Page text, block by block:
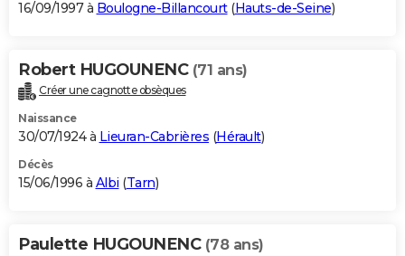
16/09/1997 à Boulogne-Billancourt(Hauts-de-Seine)
Robert HUGOUNENC (71 ans)
Créer une cagnotte obsèques
Naissance
30/07/1924 à Lieuran-Cabrières (Hérault)
Décès
15/06/1996 à Albi (Tarn)
Paulette HUGOUNENC (78 ans)